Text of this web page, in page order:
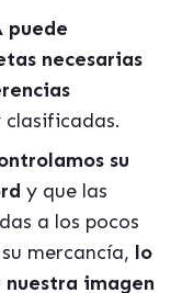
puede
necesarias
su
y que las
a los pocos
mercancía, lo
imagen